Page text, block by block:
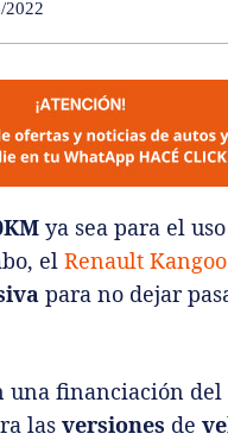
2022
ya sea para el uso
el Renault Kangoo
para no dejar
una financiación del
las versiones de